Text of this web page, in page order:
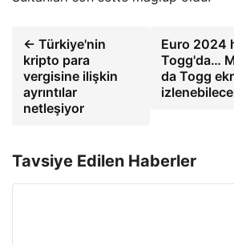
← Türkiye'nin
kripto para
vergisine ilişkin
ayrıntılar
netleşiyor
Euro 2024
Togg'da…
da Togg
Tavsiye Edilen Haberler